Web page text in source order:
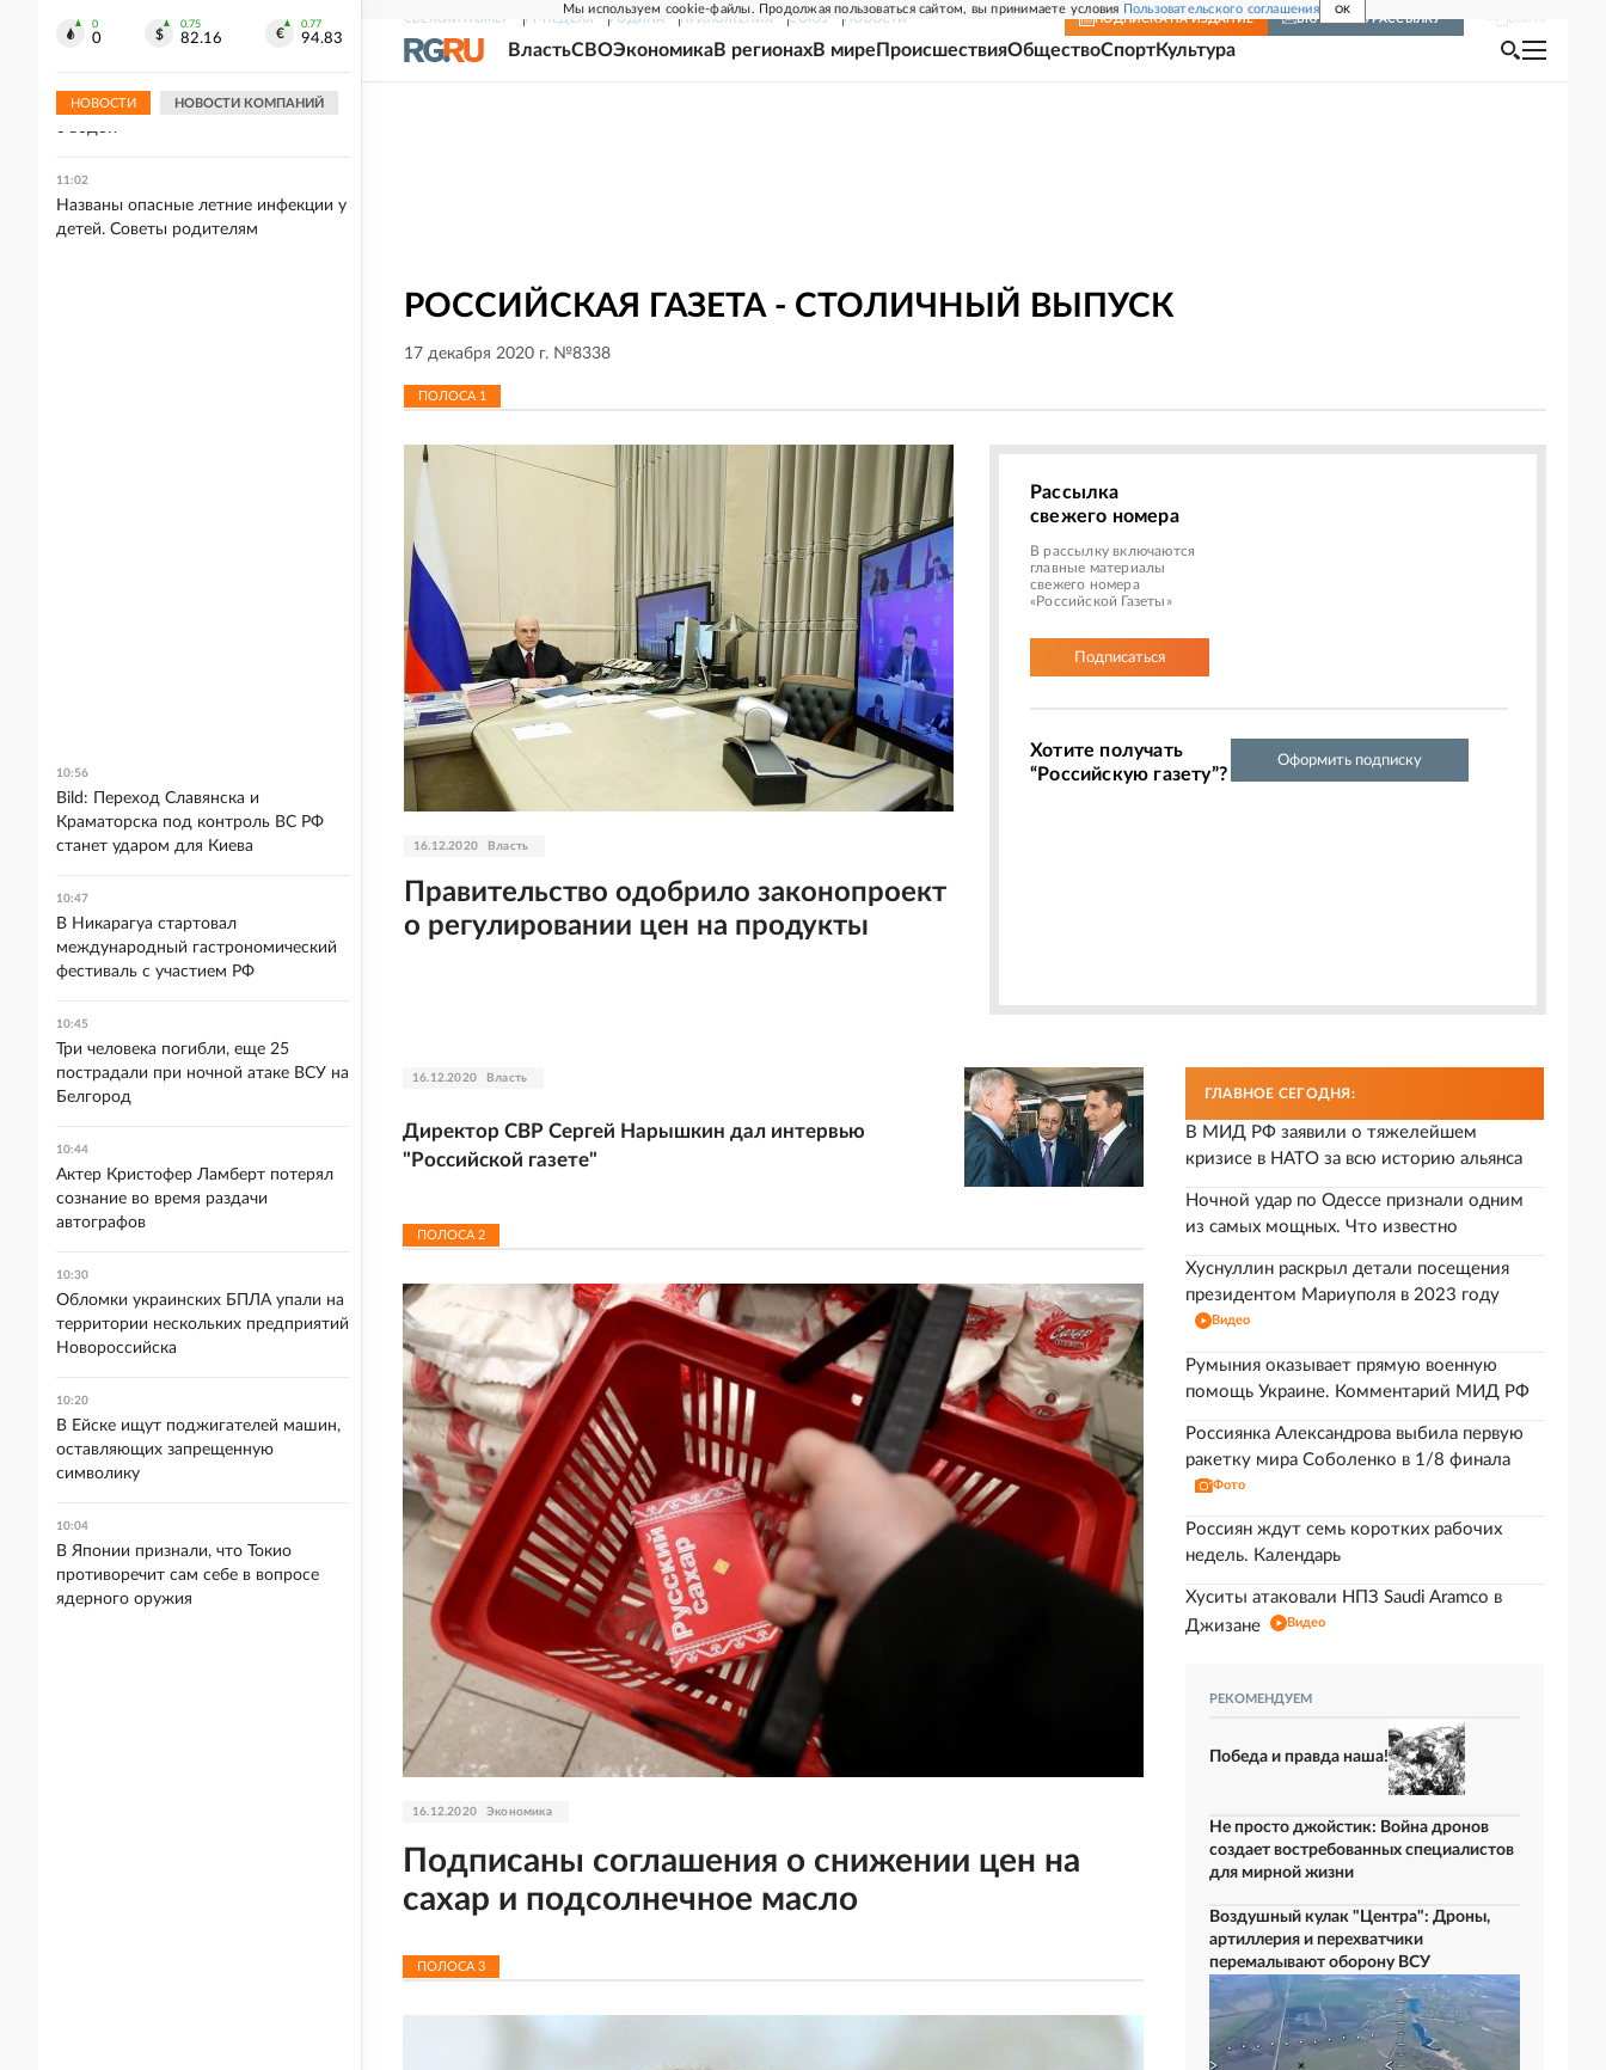
Мы используем cookie-файлы. Продолжая пользоваться сайтом, вы принимаете условия Пользовательского соглашения OK
СВЕЖИЙ НОМЕР РГ-НЕДЕЛЯ РОДИНА ПРИЛОЖЕНИЯ СОЮЗ НОВОСТИ ПОДПИСКА НА ИЗДАНИЕ ВКЛЮЧИТЬ РАССЫЛКУ
ВластьСВОЭкономикаВ регионахВ мире ПроисшествияОбществоСпортКультура
РОССИЙСКАЯ ГАЗЕТА - СТОЛИЧНЫЙ ВЫПУСК
17 декабря 2020 г. №8338
ПОЛОСА 1
16.12.2020 Власть
Правительство одобрило законопроект
о регулировании цен на продукты
Рассылка
свежего номера
В рассылку включаются
главные материалы
свежего номера
«Российской Газеты»
Подписаться
Хотите получать
“Российскую газету”?
Оформить подписку
16.12.2020 Власть
Директор СВР Сергей Нарышкин дал интервью
"Российской газете"
ПОЛОСА 2
16.12.2020 Экономика
Подписаны соглашения о снижении цен на
сахар и подсолнечное масло
ПОЛОСА3
ГЛАВНОЕ СЕГОДНЯ:
В МИД РФ заявили о тяжелейшем
кризисе в НАТО за всю историю альянса
Ночной удар по Одессе признали одним
из самых мощных. Что известно
Хуснуллин раскрыл детали посещения
президентом Мариуполя в 2023 году
Видео
Румыния оказывает прямую военную
помощь Украине. Комментарий МИД РФ
Россиянка Александрова выбила первую
ракетку мира Соболенко в 1/8 финала
Фото
Россиян ждут семь коротких рабочих
недель. Календарь
Хуситы атаковали НПЗ Saudi Aramco в
Джизане
Видео
РЕКОМЕНДУЕМ
Победа и правда наша!
Не просто джойстик: Война дронов
создает востребованных специалистов
для мирной жизни
Воздушный кулак "Центра": Дроны,
артиллерия и перехватчики
перемалывают оборону ВСУ
0
0
0.75
82.16
0.77
94.83
НОВОСТИ НОВОСТИ КОМПАНИЙ
отключения продолжаются перебои
с водой
11:02
Названы опасные летние инфекции у
детей. Советы родителям
10:56
Bild: Переход Славянска и
Краматорска под контроль ВС РФ
станет ударом для Киева
10:47
В Никарагуа стартовал
международный гастрономический
фестиваль с участием РФ
10:45
Три человека погибли, еще 25
пострадали при ночной атаке ВСУ на
Белгород
10:44
Актер Кристофер Ламберт потерял
сознание во время раздачи
автографов
10:30
Обломки украинских БПЛА упали на
территории нескольких предприятий
Новороссийска
10:20
В Ейске ищут поджигателей машин,
оставляющих запрещенную
символику
10:04
В Японии признали, что Токио
противоречит сам себе в вопросе
ядерного оружия